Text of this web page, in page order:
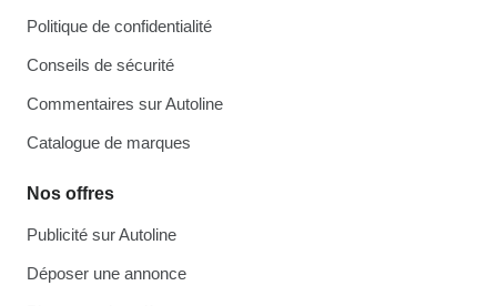
Politique de confidentialité
Conseils de sécurité
Commentaires sur Autoline
Catalogue de marques
Nos offres
Publicité sur Autoline
Déposer une annonce